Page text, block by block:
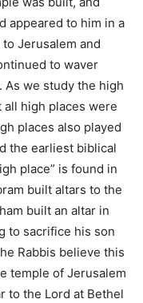
appeared to him in a
Jerusalem and
to waver
we study the high
all high places were
places also played
the earliest biblical
place” is found in
built altars to the
built an altar in
to sacrifice his son
Rabbis believe this
temple of Jerusalem
to the Lord at Bethel